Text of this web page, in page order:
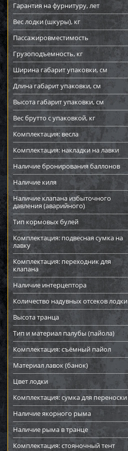
Гарантия на фурнитуру, лет
Вес лодки (шкуры), кг
Пассажировместимость
Грузоподъемность, кг
Ширина габарит упаковки, см
Длина габарит упаковки, см
Высота габарит упаковки, см
Вес брутто с упаковкой, кг
Комплектация: весла
Комплектация: накладки на лавки
Наличие бронирования баллонов
Наличие киля
Наличие клапана избыточного
давления (аварийного)
Тип кормовых булей
Комплектация: подвесная сумка на
лавку
Комплектация: переходник для
клапана
Наличие интерцептора
Количество надувных отсеков лодки
Высота транца
Тип и материал палубы (пайола)
Комплектация: съёмный пайол
Материал лавок (банок)
Цвет лодки
Комплектация: сумка для переноски
Наличие якорного рыма
Наличие рыма в транце
Комплектация: стояночный тент